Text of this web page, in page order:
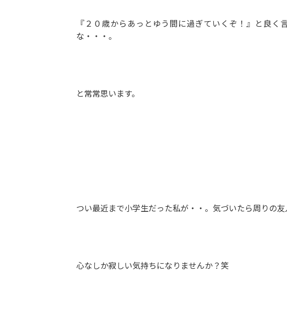
『２０歳からあっとゆう間に過ぎていくぞ！』と良く
な・・・。
と常常思います。
つい最近まで小学生だった私が・・。気づいたら周りの
心なしか寂しい気持ちになりませんか？笑